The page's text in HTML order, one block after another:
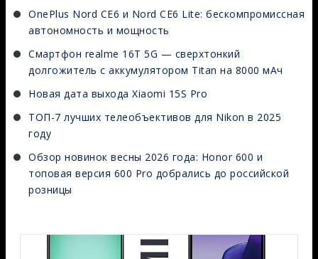
OnePlus Nord CE6 и Nord CE6 Lite: бескомпромиссная
автономность и мощность
Смартфон realme 16T 5G — сверхтонкий
долгожитель с аккумулятором Titan на 8000 мАч
Новая дата выхода Xiaomi 15S Pro
ТОП-7 лучших телеобъективов для Nikon в 2025
году
Обзор новинок весны 2026 года: Honor 600 и
топовая версия 600 Pro добрались до российской
розницы